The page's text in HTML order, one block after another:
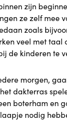
zijn
ze zelf mee
zoals
veel met taal
de kinderen te
morgen,
dakterras
boterham en
nodig